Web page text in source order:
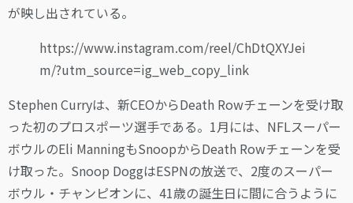
が映し出されている。
https://www.instagram.com/reel/ChDtQXYJei
m/?utm_source=ig_web_copy_link
Stephen Curryは、新CEOからDeath Rowチェーンを受け取
った初のプロスポーツ選手である。1月には、NFLスーパー
ボウルのEli ManningもSnoopからDeath Rowチェーンを受
け取った。Snoop DoggはESPNの放送で、2度のスーパー
ボウル・チャンピオンに、41歳の誕生日に間に合うように